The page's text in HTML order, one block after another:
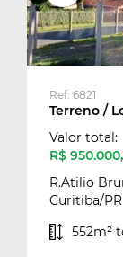
Ref: 6821
Terreno /
Valor total:
R$
R.Atilio
Curitiba/PR
552m²